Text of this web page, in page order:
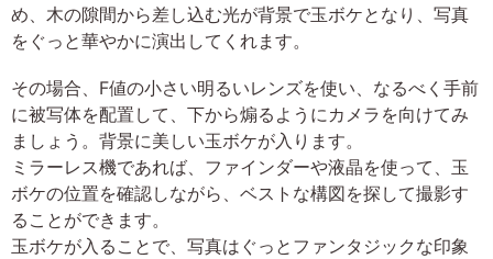
め、木の隙間から差し込む光が背景で玉ボケとなり、写真
をぐっと華やかに演出してくれます。
その場合、F値の小さい明るいレンズを使い、なるべく手前
に被写体を配置して、下から煽るようにカメラを向けてみ
ましょう。背景に美しい玉ボケが入ります。
ミラーレス機であれば、ファインダーや液晶を使って、玉
ボケの位置を確認しながら、ベストな構図を探して撮影す
ることができます。
玉ボケが入ることで、写真はぐっとファンタジックな印象